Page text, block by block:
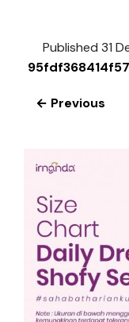
Published 31
← Previous